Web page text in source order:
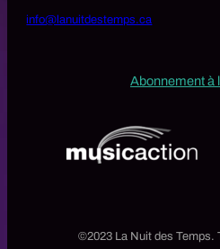
info@lanuitdestemps.ca
Abonnement à
©2023 La Nuit des Temps.